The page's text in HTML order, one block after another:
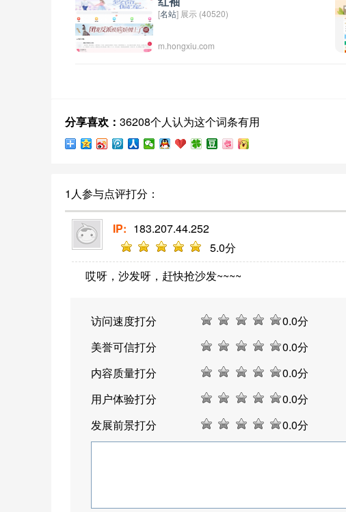
[名站] 展示 (40520)
m.hongxiu.com
分享喜欢： 36208个人认为这个词条有用
1人参与点评打分：
IP: 183.207.44.252
5.0分
哎呀，沙发呀，赶快抢沙发~~~~
访问速度打分 0.0分
美誉可信打分
0.0分
内容质量打分
0.0分
用户体验打分
0.0分
发展前景打分
0.0分